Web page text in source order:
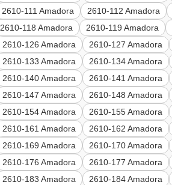
2610-111 Amadora 2610-112 Amadora
2610-118 Amadora 2610-119 Amadora
2610-126 Amadora 2610-127 Amadora
2610-133 Amadora 2610-134 Amadora
2610-140 Amadora 2610-141 Amadora
2610-147 Amadora 2610-148 Amadora
2610-154 Amadora 2610-155 Amadora
2610-161 Amadora 2610-162 Amadora
2610-169 Amadora 2610-170 Amadora
2610-176 Amadora 2610-177 Amadora
2610-183 Amadora 2610-184 Amadora